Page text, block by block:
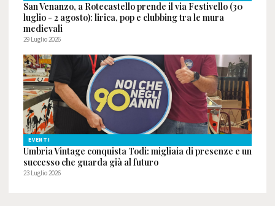
San Venanzo, a Rotecastello prende il via Festivello (30
luglio - 2 agosto): lirica, pop e clubbing tra le mura
medievali
29 Luglio 2026
EVENTI
Umbria Vintage conquista Todi: migliaia di presenze e un
successo che guarda già al futuro
23 Luglio 2026